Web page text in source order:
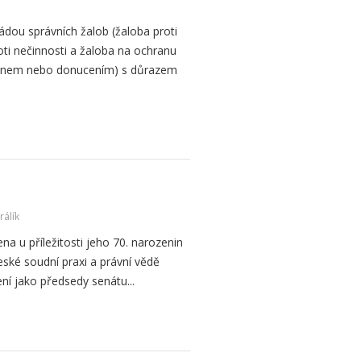
správních žalob (žaloba proti
nečinnosti a žaloba na ochranu
nebo donucením) s důrazem
u příležitosti jeho 70. narozenin
soudní praxi a právní vědě
jako předsedy senátu...